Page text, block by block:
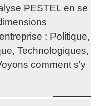
PESTEL en se
: Politique,
Technologiques,
comment s'y